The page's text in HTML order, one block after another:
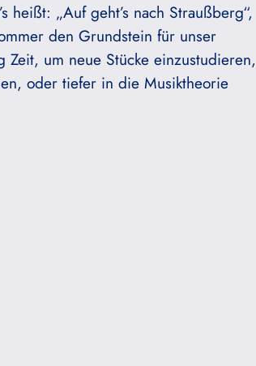
heißt: „Auf geht’s nach Straußberg“,
den Grundstein für unser
um neue Stücke einzustudieren,
oder tiefer in die Musiktheorie